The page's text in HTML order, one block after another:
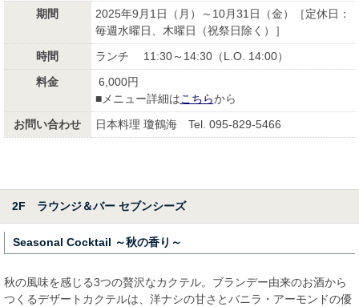
期間
2025年9月1日（月）～10月31日（金）［定休日：
毎週水曜日、木曜日（祝祭日除く）］
時間
ランチ 11:30～14:30（L.O. 14:00）
料金
6,000円
■メニュー詳細はこちらから
お問い合わせ
日本料理 瓊鶴海 Tel. 095-829-5466
2F ラウンジ＆バー セブンシーズ
Seasonal Cocktail ～秋の香り～
秋の風味を感じる3つの贅沢なカクテル。ブランデー由来のお酒から
つくるデザートカクテルは、洋ナシの甘さとバニラ・アーモンドの優